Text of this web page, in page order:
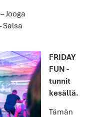
Jooga
Salsa
FRIDAY
FUN -
tunnit
kesällä.
Tämän